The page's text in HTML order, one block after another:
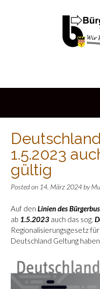
1.5.2023
gültig
Posted on 14. März 2024 by
Auf den Linien des
ab 1.5.2023 auch das sog.
Regionalisierungsgesetz
Deutschland Geltung haben